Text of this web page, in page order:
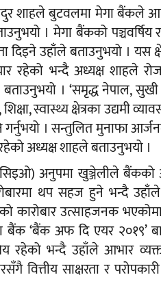
शाहले बुटवलमा मेगा बैंकले
। मेगा बैंकको
दिइने उहाँले बताउनुभयो ।
रहेको भन्दै अध्यक्ष शाहले
। ‘समृद्ध नेपाल, सुखी
स्वास्थ्य क्षेत्रका उद्यमी
गर्नुभयो । सन्तुलित मुनाफा
अध्यक्ष शाहले बताउनुभयो ।
अनुपमा खुञ्जेलीले बैंकको
थप सहज हुने भन्दै
कारोबार उत्साहजनक
बैंक ‘बैंक अफ दि एयर २०१९’
रहेको भन्दै उहाँले आभार
साक्षरता र